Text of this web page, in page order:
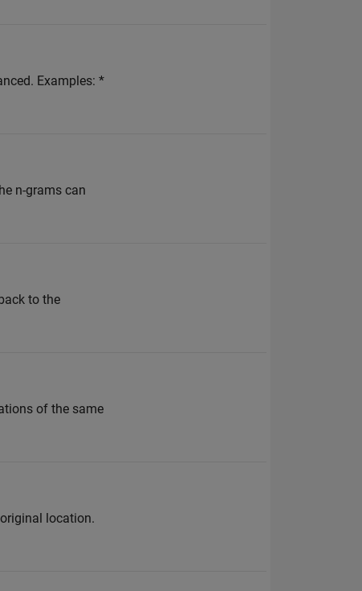
Examples: *
n-grams can
to the
of the same
location.